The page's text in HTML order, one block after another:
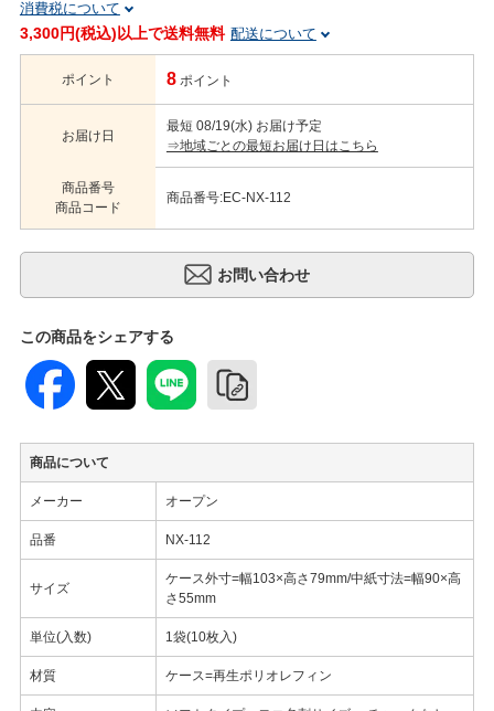
消費税について
3,300円(税込)以上で送料無料 配送について
ポイント 8 ポイント
お届け日
最短 08/19(水) お届け予定
⇒地域ごとの最短お届け日はこちら
商品番号
商品コード
商品番号:EC-NX-112
この商品をシェアする
商品について
メーカー オープン
品番 NX-112
サイズ
ケース外寸=幅103×高さ79mm/中紙寸法=幅90×高
さ55mm
単位(入数) 1袋(10枚入)
材質 ケース=再生ポリオレフィン